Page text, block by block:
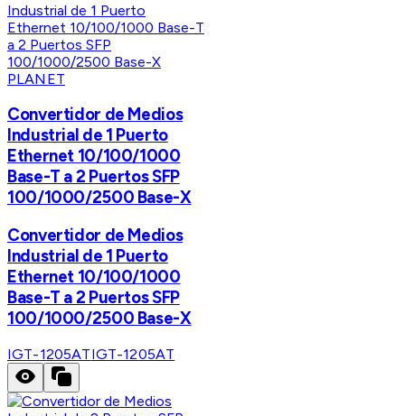
PLANET
Convertidor de Medios
Industrial de 1 Puerto
Ethernet 10/100/1000
Base-T a 2 Puertos SFP
100/1000/2500 Base-X
Convertidor de Medios
Industrial de 1 Puerto
Ethernet 10/100/1000
Base-T a 2 Puertos SFP
100/1000/2500 Base-X
IGT-1205ATIGT-1205AT